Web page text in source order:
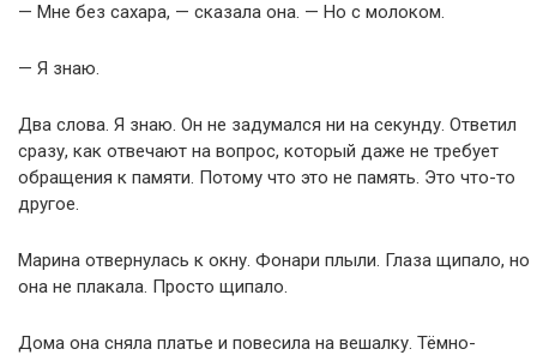
— Мне без сахара, — сказала она. — Но с молоком.
— Я знаю.
Два слова. Я знаю. Он не задумался ни на секунду. Ответил
сразу, как отвечают на вопрос, который даже не требует
обращения к памяти. Потому что это не память. Это что-то
другое.
Марина отвернулась к окну. Фонари плыли. Глаза щипало, но
она не плакала. Просто щипало.
Дома она сняла платье и повесила на вешалку. Тёмно-